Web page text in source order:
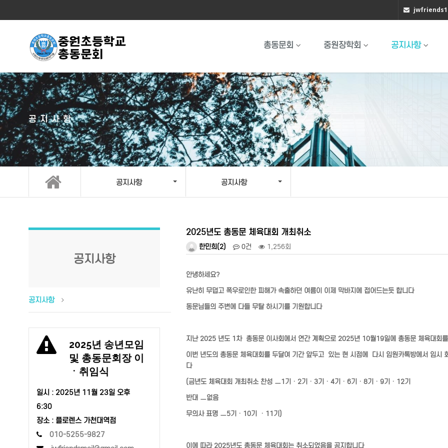
총동문회 중원장학회 공지사항
공지사항
공지사항 공지사항
공지사항
공지사항
2025년 송년모임
및 총동문회장 이
ㆍ취임식
일시 : 2025년 11월 23일 오후
6:30
장소 : 플로렌스 가천대역점
010-5255-9827
2025년도 총동문 체육대회 개최취소
한민희(2) 0건 1,256회
안녕하세요?
유난히 무덥고 폭우로인한 피해가 속출하던 여름이 이제 막바지에 접어드는듯 합니다
동문님들의 주변에 다들 무탈 하시기를 기원합니다
지난 2025 년도 1차 총동문 이사회에서 연간 계획으로 2025년 10월19일에 총동문 체육대회
이번 년도의 총동문 체육대회를 두달여 기간 앞두고 있는 현 시점에 다시 임원카톡방에서 임
다
(금년도 체육대회 개최취소 찬성 ㅡ1기ㆍ2기ㆍ3기ㆍ4기ㆍ6기ㆍ8기ㆍ9기ㆍ12기
반대 ㅡ없음
무의사 표명 ㅡ5기ㆍ10기 ㆍ11기)
이에 따라 2025년도 총동문 체육대회는 취소되었음을 공지합니다